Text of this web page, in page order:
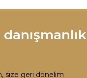
danışmanlık
size geri dönelim